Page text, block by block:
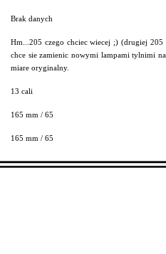
Brak danych
Hm...205 czego chciec wiecej ;) (drugiej
chce sie zamienic nowymi lampami tylnimi
miare oryginalny.
13 cali
165 mm / 65
165 mm / 65